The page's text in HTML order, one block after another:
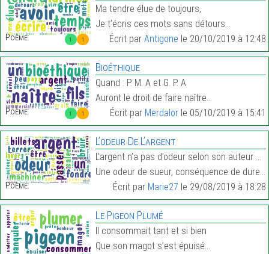
1 1
Poème:
Ma tendre élue de toujours,
Je t’écris ces mots sans détours…
Écrit par Antigone le 20/10/2019 à 12:48
1 1
Poème:
Bioéthique
Quand : P. M. A et G. P. A
Auront le droit de faire naître…
Écrit par Merdalorle 05/10/2019 à 15:41
Poème:
L’odeur De L’argent
L’argent n’a pas d’odeur selon son auteur et pourt
Une odeur de sueur, conséquence de dures et longue…
Écrit par Marie27 le 29/08/2019 à 18:28
Le Pigeon Plumé
Il consommait tant et si bien
Que son magot s’est épuisé…